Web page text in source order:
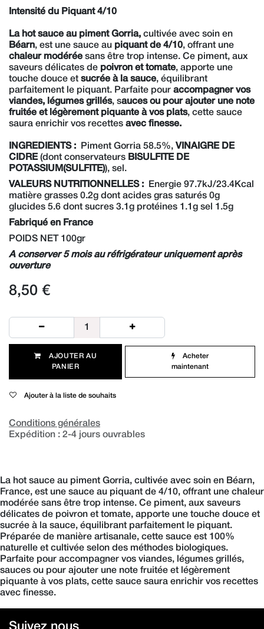
Intensité du Piquant 4/10
La hot sauce au piment Gorria, cultivée avec soin en
Béarn, est une sauce au piquant de 4/10, offrant une
chaleur modérée sans être trop intense. Ce piment, aux
saveurs délicates de poivron et tomate, apporte une
touche douce et sucrée à la sauce, équilibrant
parfaitement le piquant. Parfaite pour accompagner vos
viandes, légumes grillés, sauces ou pour ajouter une note
fruitée et légèrement piquante à vos plats, cette sauce
saura enrichir vos recettes avec finesse.
INGREDIENTS : Piment Gorria 58.5%, VINAIGRE DE
CIDRE(dont conservateurs BISULFITE DE
POTASSIUM(SULFITE)), sel.
VALEURS NUTRITIONNELLES :
Energie 97.7kJ/23.4Kcal
matière grasses 0.2g dont acides gras saturés 0g
glucides 5.6 dont sucres 3.1g protéines 1.1g sel 1.5g
Fabriqué en France
POIDS NET 100gr
A conserver 5 mois au réfrigérateur uniquement après
ouverture
8,50 €
AJOUTER AU
PANIER​
Acheter
maintenant
Ajouter à la liste de souhaits
Conditions générales
Expédition : 2-4 jours ouvrables
La hot sauce au piment Gorria, cultivée avec soin en Béarn,
France, est une sauce au piquant de 4/10, offrant une chaleur
modérée sans être trop intense. Ce piment, aux saveurs
délicates de poivron et tomate, apporte une touche douce et
sucrée à la sauce, équilibrant parfaitement le piquant.
Préparée de manière artisanale, cette sauce est 100%
naturelle et cultivée selon des méthodes biologiques.
Parfaite pour accompagner vos viandes, légumes grillés,
sauces ou pour ajouter une note fruitée et légèrement
piquante à vos plats, cette sauce saura enrichir vos recettes
avec finesse.
Suivez nous